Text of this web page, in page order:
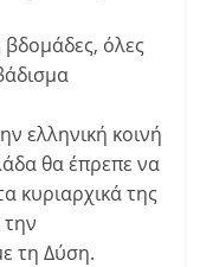
όλες
ελληνική κοινή
θα έπρεπε να
κυριαρχικά της
την
τη Δύση.